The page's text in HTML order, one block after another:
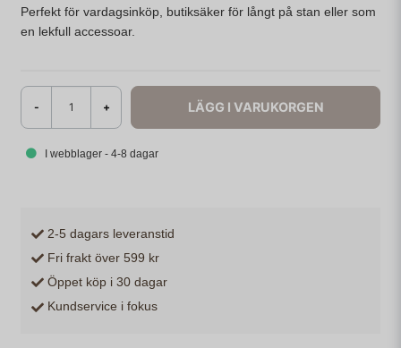
Perfekt för vardagsinköp, butiksäker för långt på stan eller som
en lekfull accessoar.
- + LÄGG I VARUKORGEN
I webblager - 4-8 dagar
2-5 dagars leveranstid
Fri frakt över 599 kr
Öppet köp i 30 dagar
Kundservice i fokus